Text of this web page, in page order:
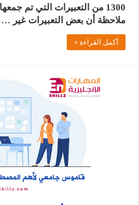
1300 من التعبيرات التي تم
ملاحظة أن بعض التعبيرات غير …
أكمل القراءة »